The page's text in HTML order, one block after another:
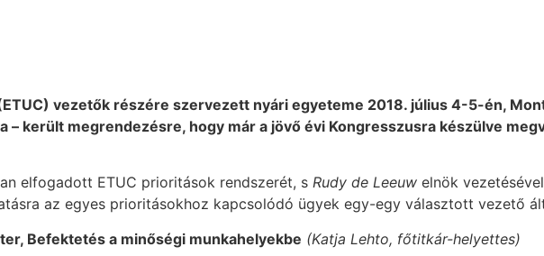
vezetők részére szervezett nyári egyeteme 2018. július 4-5-én,
– került megrendezésre, hogy már a jövő évi Kongresszusra készülve
elfogadott ETUC prioritások rendszerét, s Rudy de Leeuw elnök
az egyes prioritásokhoz kapcsolódó ügyek egy-egy választott vezető
Befektetés a minőségi munkahelyekbe (Katja Lehto, főtitkár-helyettes)